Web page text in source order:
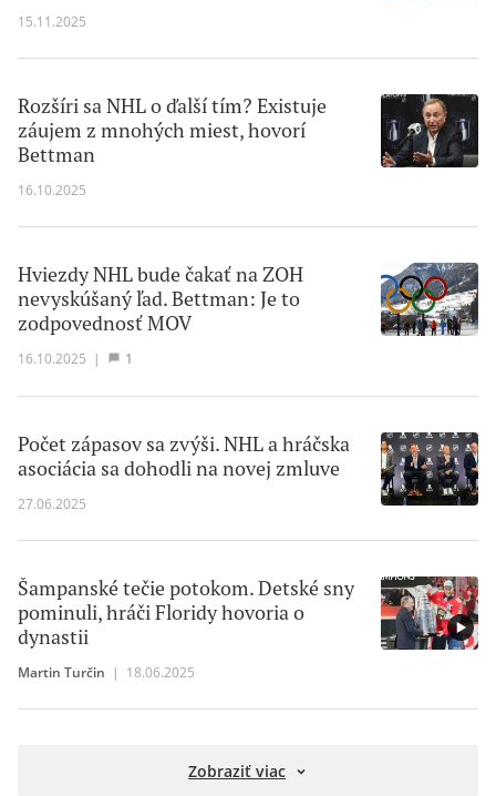
15.11.2025
Rozšíri sa NHL o ďalší tím? Existuje
záujem z mnohých miest, hovorí
Bettman
16.10.2025
Hviezdy NHL bude čakať na ZOH
nevyskúšaný ľad. Bettman: Je to
zodpovednosť MOV
16.10.2025 | 1
Počet zápasov sa zvýši. NHL a hráčska
asociácia sa dohodli na novej zmluve
27.06.2025
Šampanské tečie potokom. Detské sny
pominuli, hráči Floridy hovoria o
dynastii
Martin Turčin | 18.06.2025
Zobraziť viac